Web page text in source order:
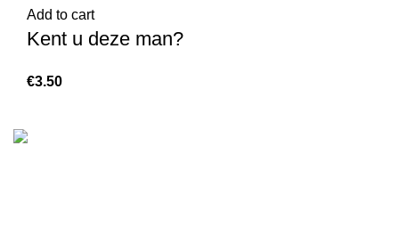
Add to cart
Kent u deze man?
€3.50